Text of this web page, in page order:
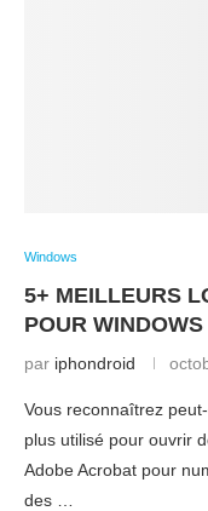
Windows
5+ MEILLEURS
POUR
par iphondroid
Vous reconnaîtrez
plus utilisé pour ouvrir
Adobe Acrobat pour
des …